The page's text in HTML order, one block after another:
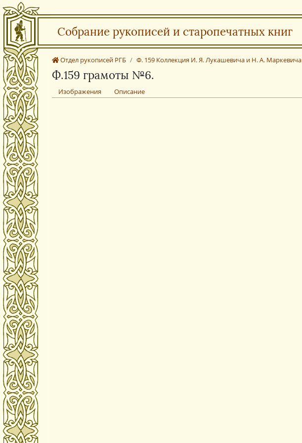
Собрание рукописей и старопечатных книг
Отдел рукописей РГБ Ф. 159 Коллекция И. Я. Лукашевича и Н. А. Маркевича
Ф.159 грамоты №6.
Изображения Описание